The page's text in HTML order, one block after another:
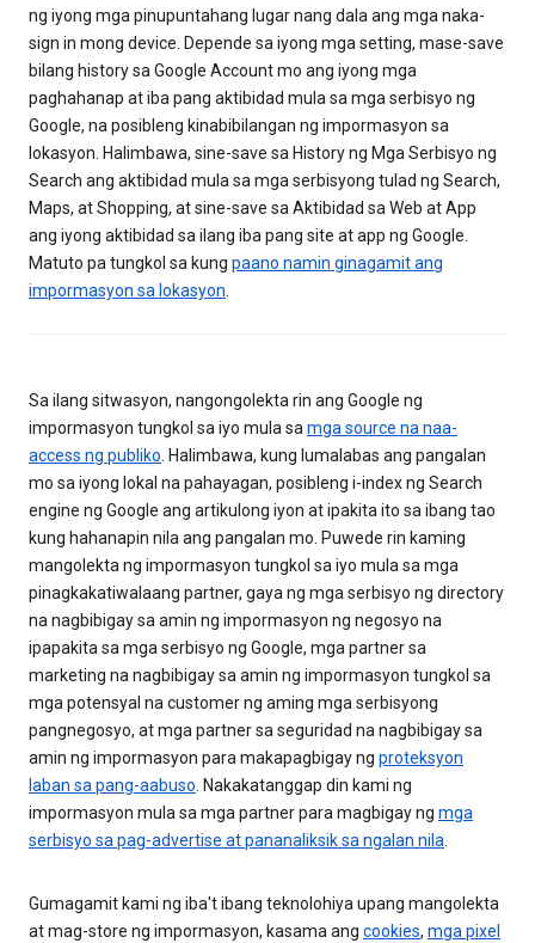
ng iyong mga pinupuntahang lugar nang dala ang mga naka-
sign in mong device. Depende sa iyong mga setting, mase-save
bilang history sa Google Account mo ang iyong mga
paghahanap at iba pang aktibidad mula sa mga serbisyo ng
Google, na posibleng kinabibilangan ng impormasyon sa
lokasyon. Halimbawa, sine-save sa History ng Mga Serbisyo ng
Search ang aktibidad mula sa mga serbisyong tulad ng Search,
Maps, at Shopping, at sine-save sa Aktibidad sa Web at App
ang iyong aktibidad sa ilang iba pang site at app ng Google.
Matuto pa tungkol sa kung paano namin ginagamit ang
impormasyon sa lokasyon
Sa ilang sitwasyon, nangongolekta rin ang Google ng
impormasyon tungkol sa iyo mula sa mga source na naa-
access ng publiko . Halimbawa, kung lumalabas ang pangalan
mo sa iyong lokal na pahayagan, posibleng i-index ng Search
engine ng Google ang artikulong iyon at ipakita ito sa ibang tao
kung hahanapin nila ang pangalan mo. Puwede rin kaming
mangolekta ng impormasyon tungkol sa iyo mula sa mga
pinagkakatiwalaang partner, gaya ng mga serbisyo ng directory
na nagbibigay sa amin ng impormasyon ng negosyo na
ipapakita sa mga serbisyo ng Google, mga partner sa
marketing na nagbibigay sa amin ng impormasyon tungkol sa
mga potensyal na customer ng aming mga serbisyong
pangnegosyo, at mga partner sa seguridad na nagbibigay sa
amin ng impormasyon para makapagbigay ng proteksyon
laban sa pang-aabuso . Nakakatanggap din kami ng
impormasyon mula sa mga partner para magbigay ng mga
serbisyo sa pag-advertise at pananaliksik sa ngalan nila
Gumagamit kami ng iba't ibang teknolohiya upang mangolekta
at mag-store ng impormasyon, kasama ang cookies, mga pixel